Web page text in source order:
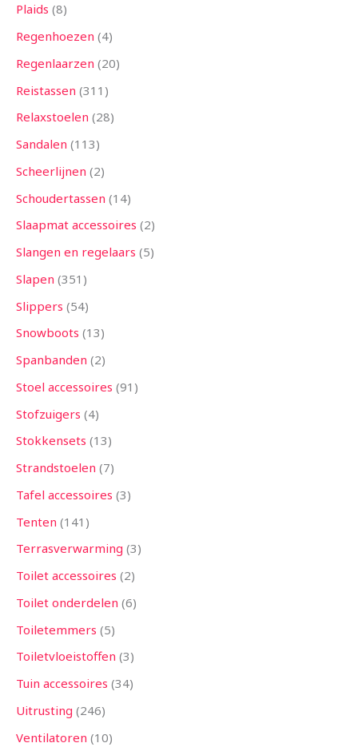
Plaids 8
Regenhoezen 4
Regenlaarzen 20
Reistassen 311
Relaxstoelen 28
Sandalen 113
Scheerlijnen 2
Schoudertassen 14
Slaapmat accessoires 2
Slangen en regelaars 5
Slapen 351
Slippers 54
Snowboots 13
Spanbanden 2
Stoel accessoires 91
Stofzuigers 4
Stokkensets 13
Strandstoelen 7
Tafel accessoires 3
Tenten 141
Terrasverwarming 3
Toilet accessoires 2
Toilet onderdelen 6
Toiletemmers 5
Toiletvloeistoffen 3
Tuin accessoires 34
Uitrusting 246
Ventilatoren 10